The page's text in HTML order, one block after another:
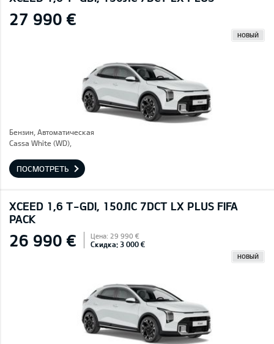
27 990 €
НОВЫЙ
Бензин, Автоматическая
Cassa White (WD),
ПОСМОТРЕТЬ
XCEED 1,6 T-GDI, 150ЛС 7DCT LX PLUS FIFA
PACK
26 990 € Цена: 29 990 €
Скидка: 3 000 €
НОВЫЙ